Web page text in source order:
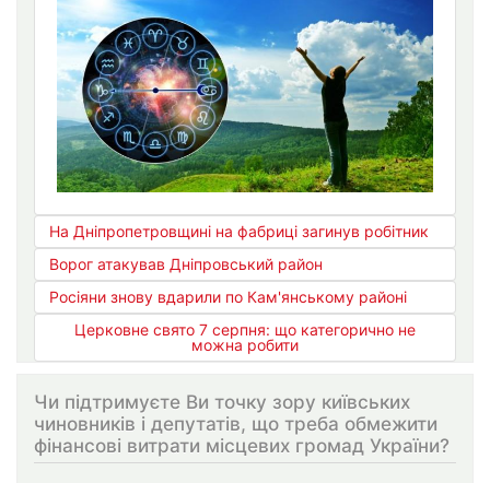
На Дніпропетровщині на фабриці загинув робітник
Ворог атакував Дніпровський район
Росіяни знову вдарили по Кам'янському районі
Церковне свято 7 серпня: що категорично не
можна робити
Чи підтримуєте Ви точку зору київських
чиновників і депутатів, що треба обмежити
фінансові витрати місцевих громад України?